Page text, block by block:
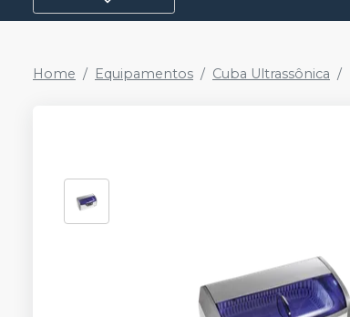
Home Equipamentos Cuba Ultrassônica